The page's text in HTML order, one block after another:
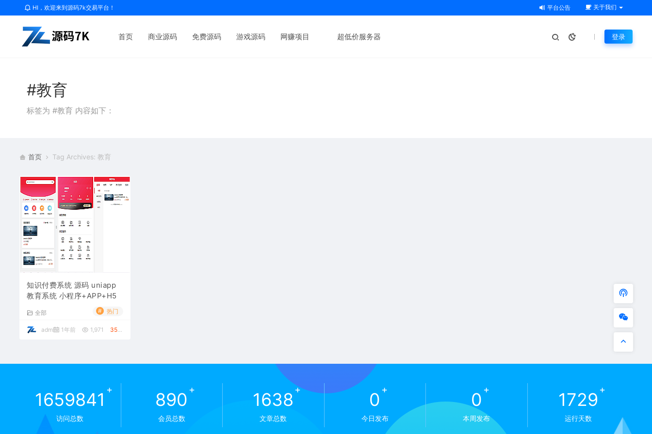
HI，欢迎来到源码7k交易平台！ 平台公告 关于我们
首页 商业源码 免费源码 游戏源码 网赚项目 超低价服务器 登录
#教育
标签为 #教育 内容如下：
首页 Tag Archives: 教育
知识付费系统 源码 uniapp
教育系统 小程序+APP+H5
全部 # 热门
admin 1年前 1,971 350元
1659841 +
访问总数
890 +
会员总数
1638 +
文章总数
0 +
今日发布
0 +
本周发布
1729+
运行天数